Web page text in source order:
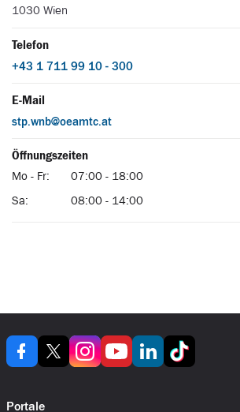
Portale